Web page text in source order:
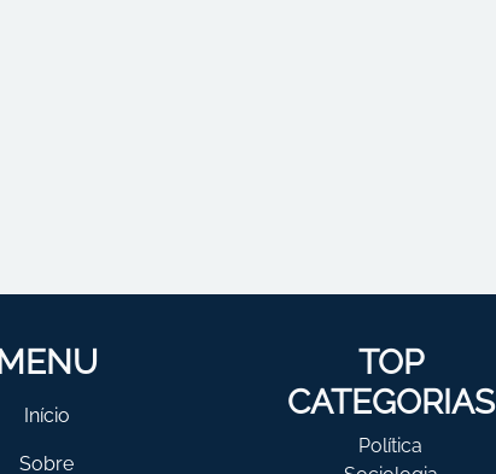
MENU
Início
Sobre
TOP
CATEGORIAS
Política